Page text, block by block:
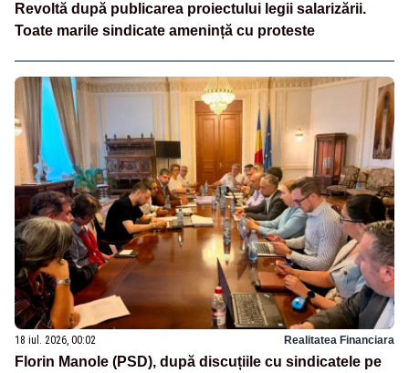
Revoltă după publicarea proiectului legii salarizării.
Toate marile sindicate amenință cu proteste
18 iul. 2026, 00:02 Realitatea Financiara
Florin Manole (PSD), după discuțiile cu sindicatele pe